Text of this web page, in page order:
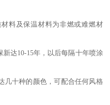
料及保温材料为非燃或难燃材
达10-15年，以后每隔十年喷涂
几十种的颜色，可配合任何风格